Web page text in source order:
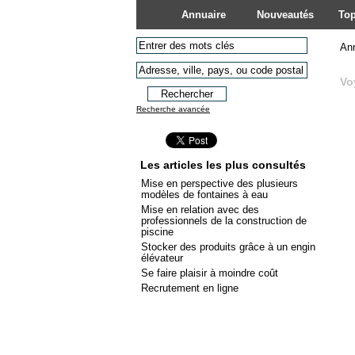
Annuaire Nouveautés
Recherche avancée
Les articles les plus consultés
Mise en perspective des plusieurs
modèles de fontaines à eau
Mise en relation avec des
professionnels de la construction de
piscine
Stocker des produits grâce à un engin
élévateur
Se faire plaisir à moindre coût
Recrutement en ligne